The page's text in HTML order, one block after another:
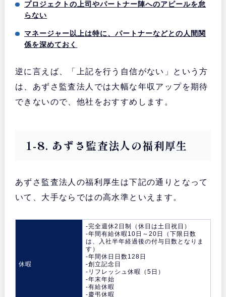
プロジェクトの上司やパートナー陣へのアピールを怠
らない
マネージャー以上は特に、パートナーなどとの人間関
係を深めておく
逆に言えば、「上記を行う自信がない」という方
は、あずさ監査法人では大幅な年収アップを期待
できないので、他社をおすすめします。
1-8. あずさ監査法人の福利厚生
あずさ監査法人の福利厚生は下記の通りとなって
いて、大手ならではの高水準といえます。
休暇
-完全週休2日制（休日は土日祝日）
-年間有給休暇10日～20日（下限日数
は、入社半年経過後の付与日数となりま
す）
-年間休日日数128日
-創立記念日
-リフレッシュ休暇（5日）
-年末年始
-有給休暇
-慶弔休暇